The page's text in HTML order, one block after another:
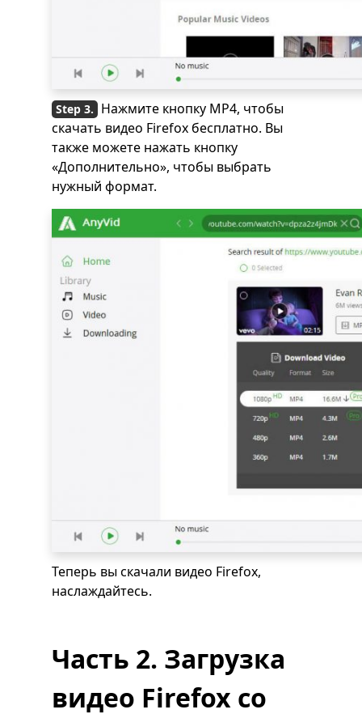
Нажмите кнопку MP4, чтобы
скачать видео Firefox бесплатно. Вы
также можете нажать кнопку
«Дополнительно», чтобы выбрать
нужный формат.
Теперь вы скачали видео Firefox,
наслаждайтесь.
Часть 2. Загрузка
видео Firefox со